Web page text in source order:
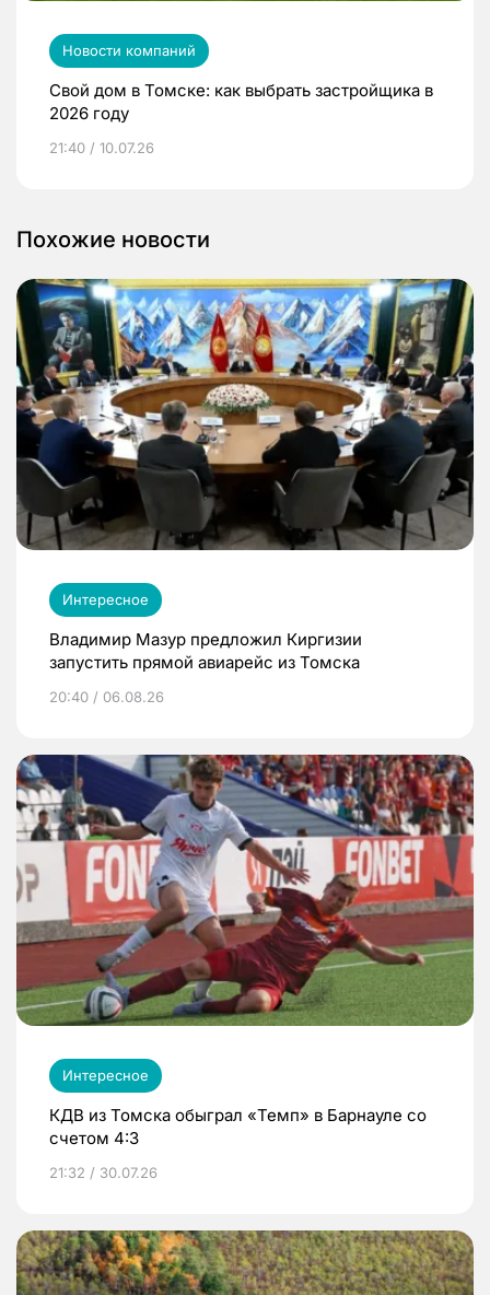
Новости компаний
Свой дом в Томске: как выбрать застройщика в
2026 году
21:40 / 10.07.26
Похожие новости
Интересное
Владимир Мазур предложил Киргизии
запустить прямой авиарейс из Томска
20:40 / 06.08.26
Интересное
КДВ из Томска обыграл «Темп» в Барнауле со
счетом 4:3
21:32 / 30.07.26